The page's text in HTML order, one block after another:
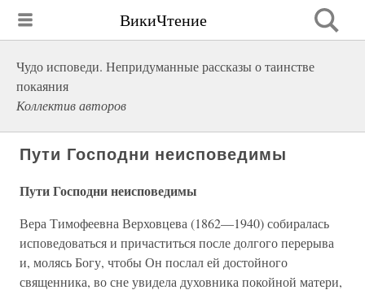
ВикиЧтение
Чудо исповеди. Непридуманные рассказы о таинстве
покаяния
Коллектив авторов
Пути Господни неисповедимы
Пути Господни неисповедимы
Вера Тимофеевна Верховцева (1862—1940) собиралась
исповедоваться и причаститься после долгого перерыва
и, молясь Богу, чтобы Он послал ей достойного
священника, во сне увидела духовника покойной матери,